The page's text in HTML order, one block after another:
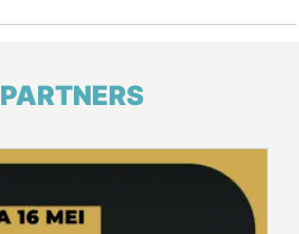
PARTNERS